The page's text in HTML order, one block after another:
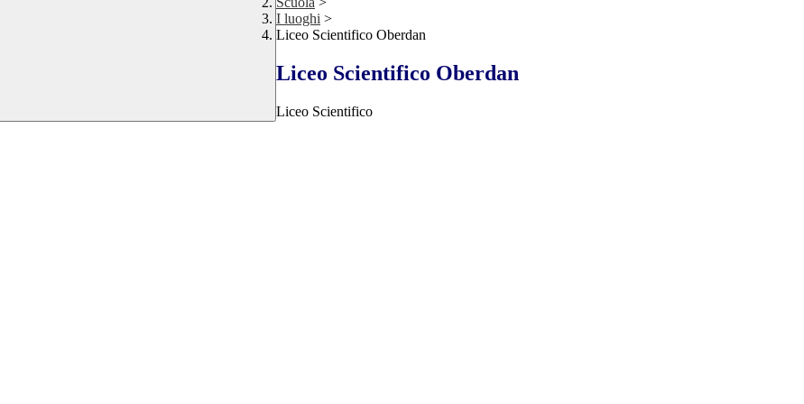
I luoghi >
Liceo Scientifico Oberdan
Liceo Scientifico Oberdan
Liceo Scientifico